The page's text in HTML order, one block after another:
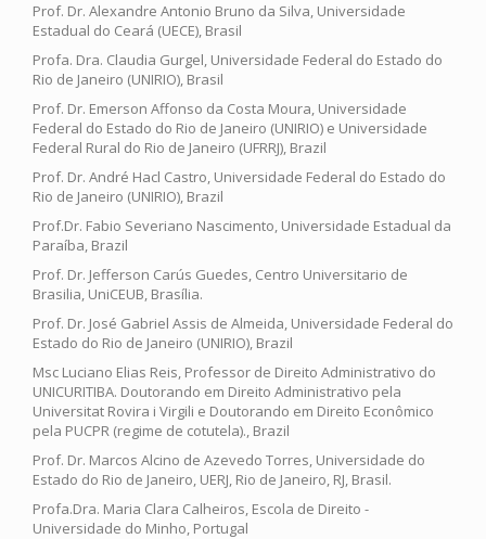
Prof. Dr. Alexandre Antonio Bruno da Silva, Universidade
Estadual do Ceará (UECE), Brasil
Profa. Dra. Claudia Gurgel, Universidade Federal do Estado do
Rio de Janeiro (UNIRIO), Brasil
Prof. Dr. Emerson Affonso da Costa Moura, Universidade
Federal do Estado do Rio de Janeiro (UNIRIO) e Universidade
Federal Rural do Rio de Janeiro (UFRRJ), Brazil
Prof. Dr. André Hacl Castro, Universidade Federal do Estado do
Rio de Janeiro (UNIRIO), Brazil
Prof.Dr. Fabio Severiano Nascimento, Universidade Estadual da
Paraíba, Brazil
Prof. Dr. Jefferson Carús Guedes, Centro Universitario de
Brasilia, UniCEUB, Brasília.
Prof. Dr. José Gabriel Assis de Almeida, Universidade Federal do
Estado do Rio de Janeiro (UNIRIO), Brazil
Msc Luciano Elias Reis, Professor de Direito Administrativo do
UNICURITIBA. Doutorando em Direito Administrativo pela
Universitat Rovira i Virgili e Doutorando em Direito Econômico
pela PUCPR (regime de cotutela)., Brazil
Prof. Dr. Marcos Alcino de Azevedo Torres, Universidade do
Estado do Rio de Janeiro, UERJ, Rio de Janeiro, RJ, Brasil.
Profa.Dra. Maria Clara Calheiros, Escola de Direito -
Universidade do Minho, Portugal